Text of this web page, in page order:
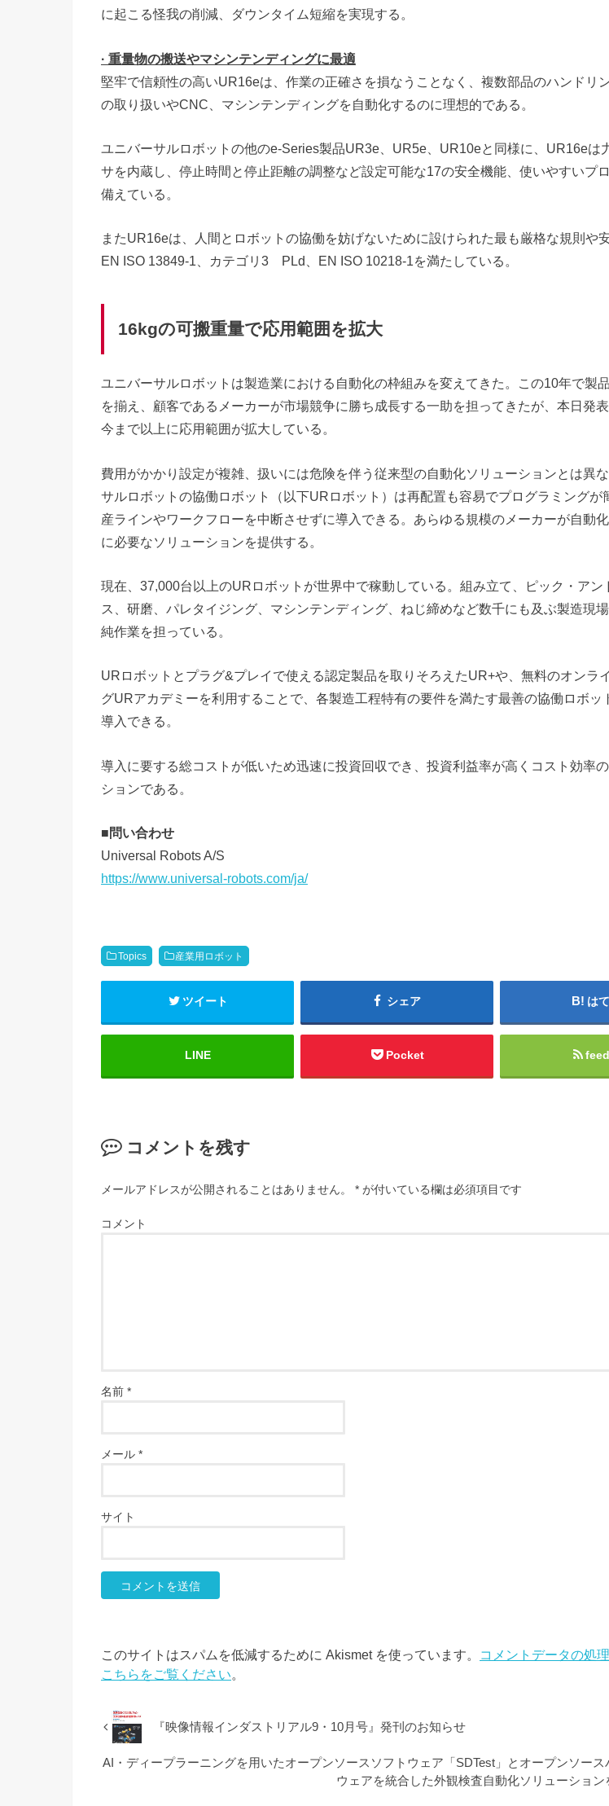
に起こる怪我の削減、ダウンタイム短縮を実現する。
· 重量物の搬送やマシンテンディングに最適
堅牢で信頼性の高いUR16eは、作業の正確さを損なうことなく、複数部品のハンドリ
の取り扱いやCNC、マシンテンディングを自動化するのに理想的である。
ユニバーサルロボットの他のe-Series製品UR3e、UR5e、UR10eと同様に、UR16eは
サを内蔵し、停止時間と停止距離の調整など設定可能な17の安全機能、使いやすいプ
備えている。
またUR16eは、人間とロボットの協働を妨げないために設けられた最も厳格な規則や
EN ISO 13849-1、カテゴリ3 PLd、EN ISO 10218-1を満たしている。
16kgの可搬重量で応用範囲を拡大
ユニバーサルロボットは製造業における自動化の枠組みを変えてきた。この10年で製
を揃え、顧客であるメーカーが市場競争に勝ち成長する一助を担ってきたが、本日発
今まで以上に応用範囲が拡大している。
費用がかかり設定が複雑、扱いには危険を伴う従来型の自動化ソリューションとは異
サルロボットの協働ロボット（以下URロボット）は再配置も容易でプログラミングが
産ラインやワークフローを中断させずに導入できる。あらゆる規模のメーカーが自動
に必要なソリューションを提供する。
現在、37,000台以上のURロボットが世界中で稼動している。組み立て、ピック・アン
ス、研磨、パレタイジング、マシンテンディング、ねじ締めなど数千にも及ぶ製造現
純作業を担っている。
URロボットとプラグ&プレイで使える認定製品を取りそろえたUR+や、無料のオンラ
グURアカデミーを利用することで、各製造工程特有の要件を満たす最善の協働ロボッ
導入できる。
導入に要する総コストが低いため迅速に投資回収でき、投資利益率が高くコスト効率
ションである。
■問い合わせ
Universal Robots A/S
https://www.universal-robots.com/ja/
Topics 産業用ロボット
ツイート シェア は
LINE Pocket
コメントを残す
メールアドレスが公開されることはありません。 * が付いている欄は必須項目です
コメント
名前 *
メール *
サイト
このサイトはスパムを低減するために Akismet を使っています。
コメントデータの処
こちらをご覧ください
『映像情報インダストリアル9・10月号』発刊のお知らせ
AI・ディープラーニングを用いたオープンソースソフトウェア「SDTest」とオープンソース
ウェアを統合した外観検査自動化ソリューション